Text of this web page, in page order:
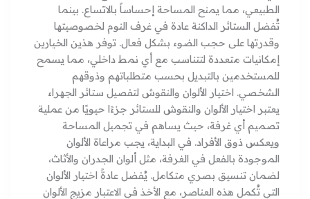
الطبيعي، مما يمنح المساحة إحساساً بالاتساع. بينما
تُفضل الستائر الداكنة عادة في غرف النوم لخصوصيتها
وقدرتها على حجب الضوء بشكل فعال. توفر هذين الخيارين
إمكانيات متعددة لتتناسب مع أي نمط داخلي، مما يسمح
للمستخدمين بالتبديل بحسب متطلباتهم وذوقهم
الشخصي. اختيار الألوان والنقوش لتفصيل ستائر الجهراء
يعتبر اختيار الألوان والنقوش للستائر جزءًا حيويًا من عملية
تصميم أي غرفة، حيث يساهم في تجميل المساحة
ويعكس ذوق الأفراد. في البداية، يجب مراعاة الألوان
الموجودة بالفعل في الغرفة، مثل ألوان الجدران والأثاث،
لضمان تنسيق بصري متكامل. يُفضل عادةً اختيار الألوان
التي تُكمل هذه العناصر، مع الأخذ في الاعتبار مزيج الألوان